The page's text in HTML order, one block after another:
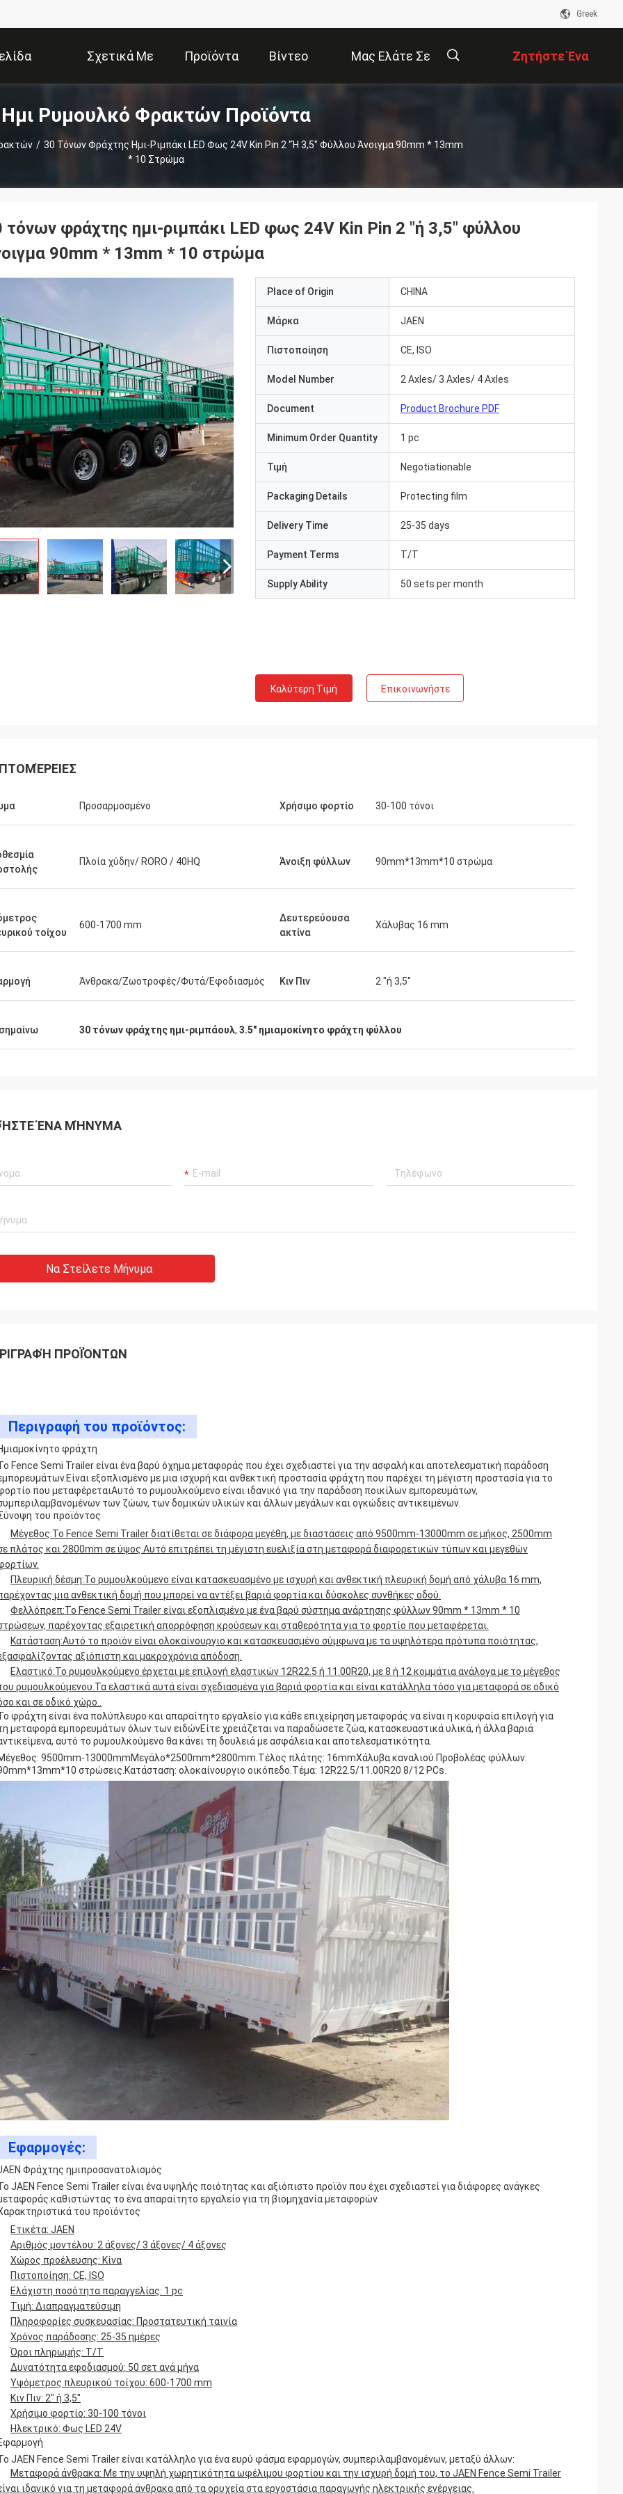
Greek
Σχετικά Με
Εμάς
Προϊόντα Βίντεο Μας Ελάτε Σε Ζητήστε Ένα
Απόσπασμα
Ημι Ρυμουλκό Φρακτών Προϊόντα
/ 30 Τόνων Φράχτης Ημι-Ριμπάκι LED Φως 24V Kin Pin 2 "ή 3,5" Φύλλου Άνοιγμα 90mm * 13mm
* 10 Στρώμα
τόνων φράχτης ημι-ριμπάκι LED φως 24V Kin Pin 2 "ή 3,5" φύλλου
90mm * 13mm * 10 στρώμα
Place of Origin CHINA
Μάρκα JAEN
Πιστοποίηση CE, ISO
Model Number 2 Axles/ 3 Axles/ 4 Axles
Document Product Brochure PDF
Minimum Order Quantity 1 pc
Τιμή Negotiationable
Packaging Details Protecting film
Delivery Time 25-35 days
Payment Terms T/T
Supply Ability 50 sets per month
Καλύτερη Τιμή Επικοινωνήστε
Προσαρμοσμένο Χρήσιμο φορτίο 30-100 τόνοι
Πλοία χύδην/ RORO / 40HQ Άνοιξη φύλλων 90mm*13mm*10 στρώμα
τοίχου
600-1700 mm
Δευτερεύουσα
ακτίνα
Χάλυβας 16 mm
Άνθρακα/Ζωοτροφές/Φυτά/Εφοδιασμός Κιν Πιν 2 "ή 3,5"
30 τόνων φράχτης ημι-ριμπάουλ, 3.5" ημιαμοκίνητο φράχτη φύλλου
ΈΝΑ ΜΉΝΥΜΑ
Να Στείλετε Μήνυμα
ΠΡΟΪΌΝΤΩΝ
Περιγραφή του προϊόντος:
φράχτη
Fence Semi Trailer είναι ένα βαρύ όχημα μεταφοράς που έχει σχεδιαστεί για την ασφαλή και αποτελεσματική παράδοση
εξοπλισμένο με μια ισχυρή και ανθεκτική προστασία φράχτη που παρέχει τη μέγιστη προστασία για το
που μεταφέρεταιΑυτό το ρυμουλκούμενο είναι ιδανικό για την παράδοση ποικίλων εμπορευμάτων,
των ζώων, των δομικών υλικών και άλλων μεγάλων και ογκώδεις αντικειμένων.
του προϊόντος
Μέγεθος:Το Fence Semi Trailer διατίθεται σε διάφορα μεγέθη, με διαστάσεις από 9500mm-13000mm σε μήκος, 2500mm
πλάτος και 2800mm σε ύψος.Αυτό επιτρέπει τη μέγιστη ευελιξία στη μεταφορά διαφορετικών τύπων και μεγεθών
Πλευρική δέσμη:Το ρυμουλκούμενο είναι κατασκευασμένο με ισχυρή και ανθεκτική πλευρική δομή από χάλυβα 16 mm,
μια ανθεκτική δομή που μπορεί να αντέξει βαριά φορτία και δύσκολες συνθήκες οδού.
Φελλόπρεπ:Το Fence Semi Trailer είναι εξοπλισμένο με ένα βαρύ σύστημα ανάρτησης φύλλων 90mm * 13mm * 10
παρέχοντας εξαιρετική απορρόφηση κρούσεων και σταθερότητα για το φορτίο που μεταφέρεται.
Κατάσταση:Αυτό το προϊόν είναι ολοκαίνουργιο και κατασκευασμένο σύμφωνα με τα υψηλότερα πρότυπα ποιότητας,
αξιόπιστη και μακροχρόνια απόδοση.
Ελαστικό:Το ρυμουλκούμενο έρχεται με επιλογή ελαστικών 12R22.5 ή 11.00R20, με 8 ή 12 κομμάτια ανάλογα με το μέγεθος
ρυμουλκούμενου.Τα ελαστικά αυτά είναι σχεδιασμένα για βαριά φορτία και είναι κατάλληλα τόσο για μεταφορά σε οδικό
και σε οδικό χώρο..
φράχτη είναι ένα πολύπλευρο και απαραίτητο εργαλείο για κάθε επιχείρηση μεταφοράς.να είναι η κορυφαία επιλογή για
μεταφορά εμπορευμάτων όλων των ειδώνΕίτε χρειάζεται να παραδώσετε ζώα, κατασκευαστικά υλικά, ή άλλα βαριά
αυτό το ρυμουλκούμενο θα κάνει τη δουλειά με ασφάλεια και αποτελεσματικότητα.
9500mm-13000mmΜεγάλο*2500mm*2800mm.Τέλος πλάτης: 16mmΧάλυβα καναλιού.Προβολέας φύλλων:
στρώσεις.Κατάσταση: ολοκαίνουργιο οικόπεδο.Τέμα: 12R22.5/11.00R20 8/12 PCs.
Εφαρμογές:
Φράχτης ημιπροσανατολισμός
JAEN Fence Semi Trailer είναι ένα υψηλής ποιότητας και αξιόπιστο προϊόν που έχει σχεδιαστεί για διάφορες ανάγκες
το ένα απαραίτητο εργαλείο για τη βιομηχανία μεταφορών.
του προϊόντος
Ετικέτα: JAEN
Αριθμός μοντέλου: 2 άξονες/ 3 άξονες/ 4 άξονες
Χώρος προέλευσης: Κίνα
Πιστοποίηση: CE, ISO
Ελάχιστη ποσότητα παραγγελίας: 1 pc
Τιμή: Διαπραγματεύσιμη
Πληροφορίες συσκευασίας: Προστατευτική ταινία
Χρόνος παράδοσης: 25-35 ημέρες
Όροι πληρωμής: T/T
Δυνατότητα εφοδιασμού: 50 σετ ανά μήνα
Υψόμετρος πλευρικού τοίχου: 600-1700 mm
Κιν Πιν: 2" ή 3,5"
Χρήσιμο φορτίο: 30-100 τόνοι
Ηλεκτρικό: Φως LED 24V
JAEN Fence Semi Trailer είναι κατάλληλο για ένα ευρύ φάσμα εφαρμογών, συμπεριλαμβανομένων, μεταξύ άλλων:
Μεταφορά άνθρακα: Με την υψηλή χωρητικότητα ωφέλιμου φορτίου και την ισχυρή δομή του, το JAEN Fence Semi Trailer
ιδανικό για τη μεταφορά άνθρακα από τα ορυχεία στα εργοστάσια παραγωγής ηλεκτρικής ενέργειας.